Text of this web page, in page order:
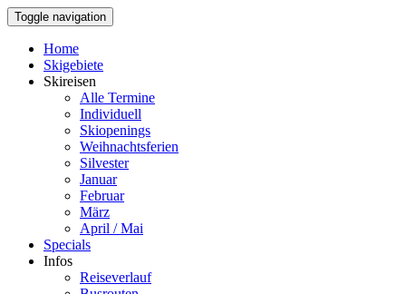
Toggle navigation
Home
Skigebiete
Skireisen
Alle Termine
Individuell
Skiopenings
Weihnachtsferien
Silvester
Januar
Februar
März
April / Mai
Specials
Infos
Reiseverlauf